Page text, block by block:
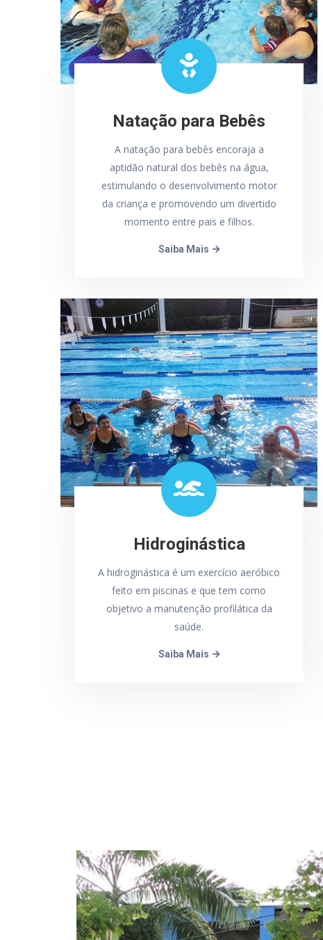
Natação para Bebês
A natação para bebês encoraja a
aptidão natural dos bebês na água,
estimulando o desenvolvimento motor
da criança e promovendo um divertido
momento entre pais e filhos.
Saiba Mais
Hidroginástica
A hidroginástica é um exercício aeróbico
feito em piscinas e que tem como
objetivo a manutenção profilática da
saúde.
Saiba Mais